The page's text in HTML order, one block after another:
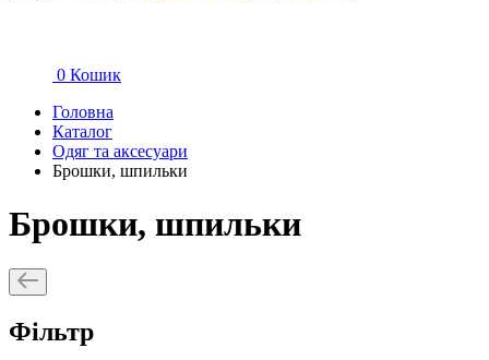
0 Кошик
Головна
Каталог
Oдяг та аксесуари
Брошки, шпильки
Брошки, шпильки
Фільтр